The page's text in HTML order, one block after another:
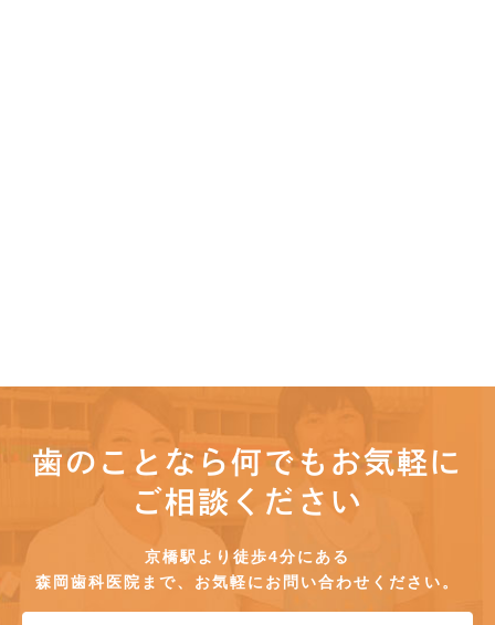
歯のことなら何でもお気軽に
ご相談ください
京橋駅より徒歩4分にある
森岡歯科医院まで、お気軽にお問い合わせください。